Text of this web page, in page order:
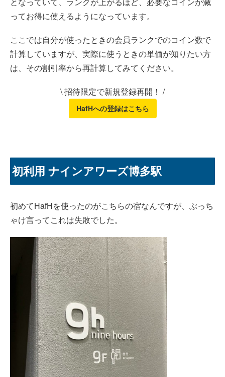
ってお得に使えるようになっています。
ここでは自分が使ったときの会員ランクでのコイン数で
計算していますが、実際に使うときの単価が知りたい方
は、その割引率から再計算してみてください。
\ 招待限定で新規登録再開！ /
HafHへの登録はこちら
初利用 ナインアワーズ博多駅
初めてHafHを使ったのがこちらの宿なんですが、ぶっち
ゃけ言ってこれは失敗でした。